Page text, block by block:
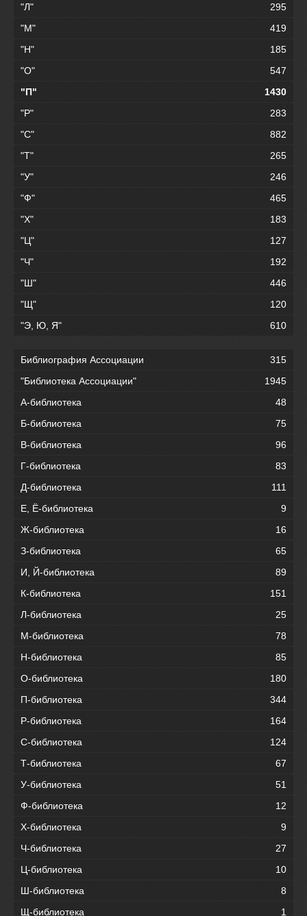
"Л"
295
"М"
419
"Н"
185
"О"
547
"П"
1430
"Р"
283
"С"
882
"Т"
265
"У"
246
"Ф"
465
"Х"
183
"Ц"
127
"Ч"
192
"Ш"
446
"Щ"
120
"Э, Ю, Я"
610
Библиография Ассоциации
315
"Библиотека Ассоциации"
1945
А-библиотека
48
Б-библиотека
75
В-библиотека
96
Г-библиотека
83
Д-библиотека
111
Е, Ё-библиотека
9
Ж-библиотека
16
З-библиотека
65
И, Й-библиотека
89
К-библиотека
151
Л-библиотека
25
М-библиотека
78
Н-библиотека
85
О-библиотека
180
П-библиотека
344
Р-библиотека
164
С-библиотека
124
Т-библиотека
67
У-библиотека
51
Ф-библиотека
12
Х-библиотека
9
Ч-библиотека
27
Ц-библиотека
10
Ш-библиотека
8
Щ-библиотека
1